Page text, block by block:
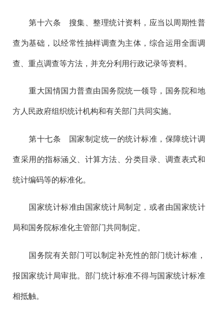
第十六条 搜集、整理统计资料，应当以周期性普
查为基础，以经常性抽样调查为主体，综合运用全面调
查、重点调查等方法，并充分利用行政记录等资料。
重大国情国力普查由国务院统一领导，国务院和地
方人民政府组织统计机构和有关部门共同实施。
第十七条 国家制定统一的统计标准，保障统计调
查采用的指标涵义、计算方法、分类目录、调查表式和
统计编码等的标准化。
国家统计标准由国家统计局制定，或者由国家统计
局和国务院标准化主管部门共同制定。
国务院有关部门可以制定补充性的部门统计标准，
报国家统计局审批。部门统计标准不得与国家统计标准
相抵触。